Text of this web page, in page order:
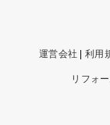
運営会社 利用
リフォ